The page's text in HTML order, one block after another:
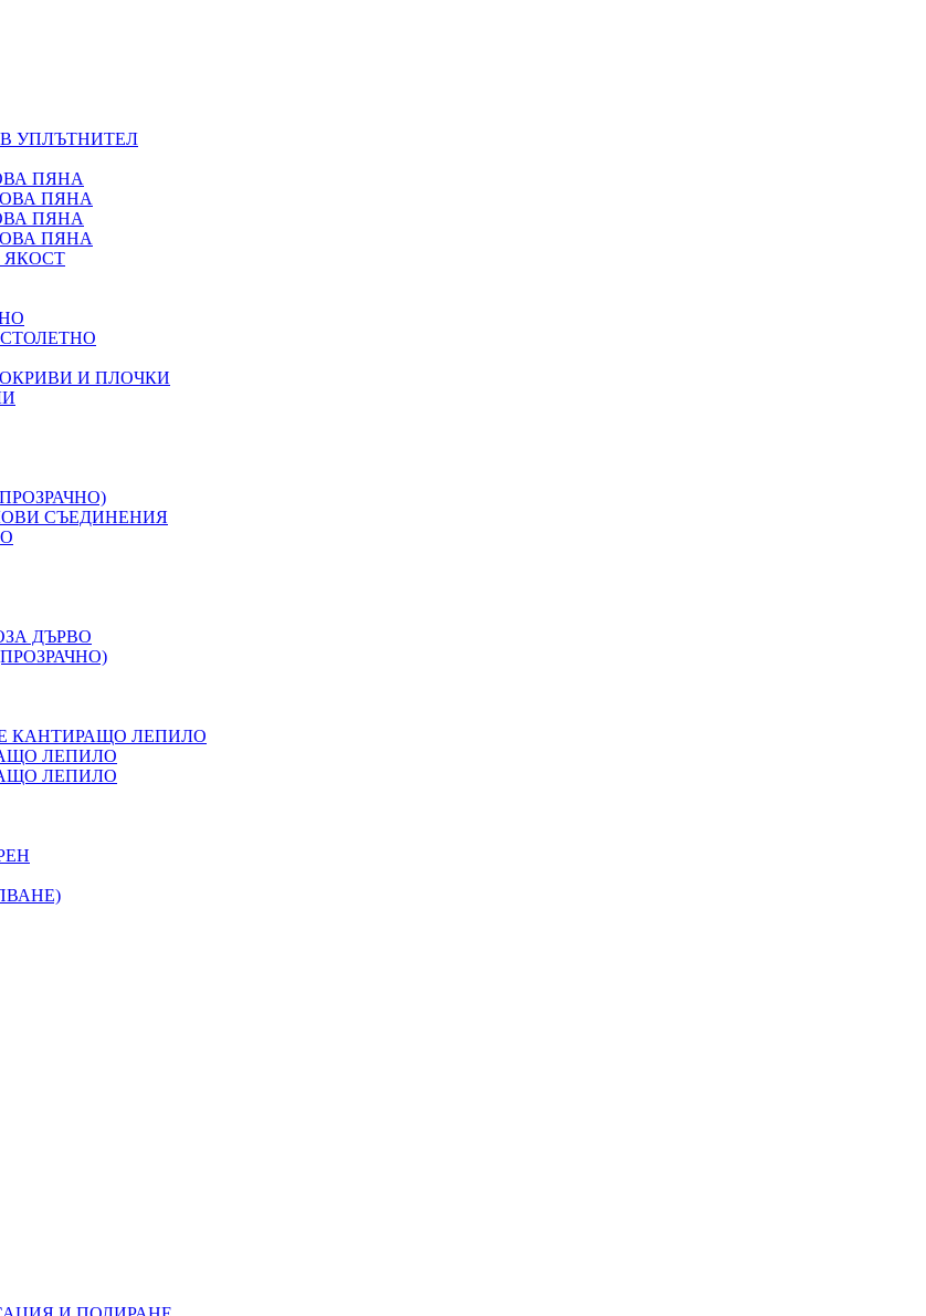
УПЛЪТНИТЕЛ
ПЯНА
ПЯНА
ПЯНА
ПЯНА
И ПЛОЧКИ
СЪЕДИНЕНИЯ
ДЪРВО
КАНТИРАЩО ЛЕПИЛО
ЛЕПИЛО
ЛЕПИЛО